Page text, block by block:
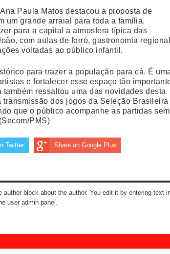
Paula Matos destacou a proposta de
um grande arraial para toda a família.
para a capital a atmosfera típica das
com aulas de forró, gastronomia
voltadas ao público infantil.
para trazer a população para cá. É
e fortalecer esse espaço tão
também ressaltou uma das novidades desta
dos jogos da Seleção Brasileira
que o público acompanhe as partidas sem
PMS)
Twitter Share on Google Plus
block about the author. You edit it by entering text
user admin panel.